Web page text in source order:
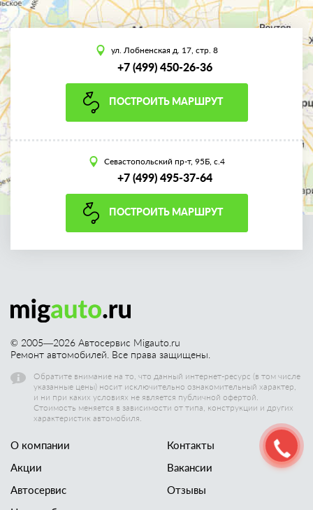
ул. Лобненская д. 17, стр. 8
+7 (499) 450-26-36
ПОСТРОИТЬ МАРШРУТ
Севастопольский пр-т, 95Б, с.4
+7 (499) 495-37-64
ПОСТРОИТЬ МАРШРУТ
© 2005—2026 Автосервис Migauto.ru
Ремонт автомобилей. Все права защищены.
Обратите внимание на то, что данный интернет-ресурс (в том числе
указанные цены) носит исключительно ознакомительный характер,
и ни при каких условиях не является публичной офертой.
Стоимость меняется в зависимости от типа, конструкции и других
характеристик автомобиля.
О компании
Акции
Автосервис
Контакты
Вакансии
Отзывы